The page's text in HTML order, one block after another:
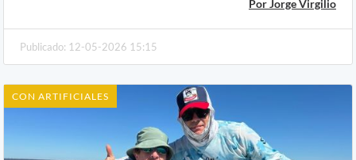
Por Jorge Virgilio
Publicado: 12-05-2026 15:15
CON ARTIFICIALES